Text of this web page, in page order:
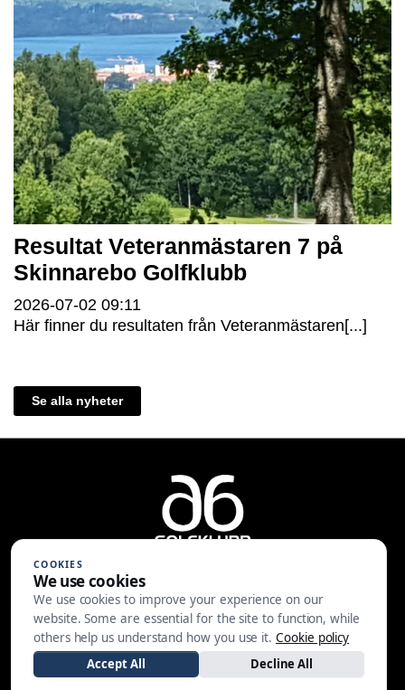
Resultat Veteranmästaren 7 på
Skinnarebo Golfklubb
2026-07-02 09:11
Här finner du resultaten från Veteranmästaren[...]
Se alla nyheter
A6 Golfklubb | Centralvägen 37 |
553 05 JÖNKÖPING | 036-30 81 30
|info@a6gk.se
COOKIES
We use cookies
We use cookies to improve your experience on our
website. Some are essential for the site to function, while
others help us understand how you use it. Cookie policy
Accept All
Decline All